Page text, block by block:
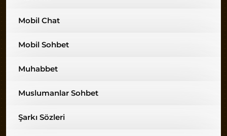
Mobil Chat
Mobil Sohbet
Muhabbet
Muslumanlar Sohbet
Şarkı Sözleri